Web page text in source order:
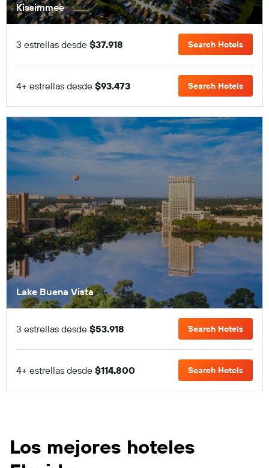
Kissimmee
3 estrellas desde $37.918 Search Hotels
4+ estrellas desde $93.473 Search Hotels
Lake Buena Vista
3 estrellas desde $53.918 Search Hotels
4+ estrellas desde $114.800 Search Hotels
Los mejores hoteles